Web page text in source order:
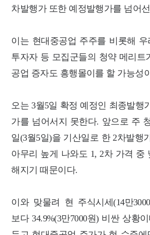
차발행가 또한 예정발행가를 넘어
이는 현대중공업 주주를 비롯해
투자자 등 모집군들의 청약 메리트
공업 증자도 흥행몰이를 할 가능성
오는 3월5일 확정 예정인 최종발행
가를 넘어서지 못한다. 앞으로 주
일(3월5일)을 기산일로 한 2차발행
아무리 높게 나와도 1, 2차 가격 중
해지기 때문이다.
이와 맞물려 현 주식시세(14만
보다 34.9%(3만7000원) 비싼 상황